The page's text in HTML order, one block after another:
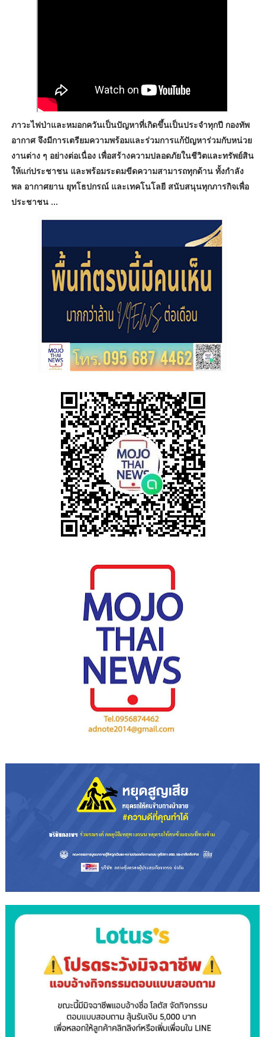
ภาวะไฟป่าและหมอกควันเป็นปัญหาที่เกิดขึ้นเป็นประจำทุกปี กองทัพ
อากาศ จึงมีการเตรียมความพร้อมและร่วมการแก้ปัญหาร่วมกับหน่วย
งานต่าง ๆ อย่างต่อเนื่อง เพื่อสร้างความปลอดภัยในชีวิตและทรัพย์สิน
ให้แก่ประชาชน และพร้อมระดมขีดความสามารถทุกด้าน ทั้งกำลัง
พล อากาศยาน ยุทโธปกรณ์ และเทคโนโลยี สนับสนุนทุกภารกิจเพื่อ
ประชาชน ...